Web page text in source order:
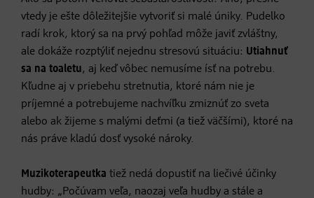
vtedy je ešte dôležitejšie vytvoriť si malé úniky. Pudelko
radí krok, ktorý sa na prvý pohľad môže javiť zvláštny,
ale dokáže rozptýliť nejednu stresovú situáciu: Utiahnuť
sa na toaletu, aj keď vôbec nemusíme ísť na potrebu.
Kľudne aj v priebehu stretnutia, ktoré nám nie je
príjemné a potrebujeme nachvíľku zmiznúť zo sveta
alebo ak žijeme s malými deťmi (a tiež väčšími), ktoré na
nás práve kladú dosť vysoké nároky.
Muzikoterapeutka tiež nedá dopustiť na liečivé účinky
hudby: „Počúvam veľa, naozaj veľa hudby a stále a